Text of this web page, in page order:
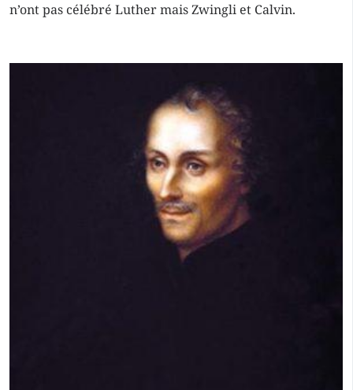
n’ont pas célébré Luther mais Zwingli et Calvin.